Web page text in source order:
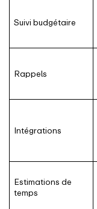
Suivi budgétaire
Rappels
Intégrations
Estimations de
temps